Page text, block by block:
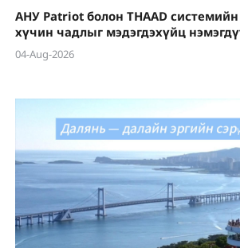
АНУ Patriot болон THAAD
хүчин чадлыг мэдэгдэхүйц
төлөвлөж байна
04-Aug-2026